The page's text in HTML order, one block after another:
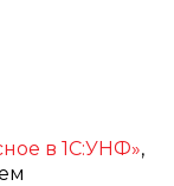
в 1С:УНФ»,